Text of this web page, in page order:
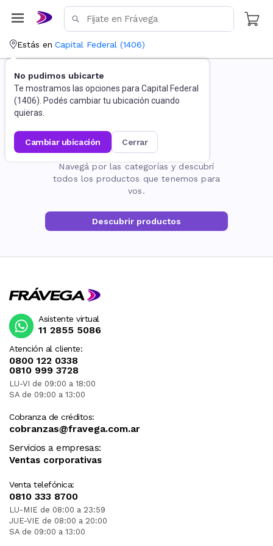
Estás en Capital Federal (1406)
No pudimos ubicarte
Te mostramos las opciones para Capital Federal
(1406). Podés cambiar tu ubicación cuando
quieras.
cambiar ubicación cerrar
La página no existe
Navegá por las categorías y descubrí
todos los productos que tenemos para
vos.
Descubrir productos
Atención al cliente:
0800 122 0338
0810 999 3728
LU-VI de 09:00 a 18:00
SA de 09:00 a 13:00
Cobranza de créditos:
cobranzas@fravega.com.ar
Servicios a empresas:
Ventas corporativas
Venta telefónica:
0810 333 8700
LU-MIE de 08:00 a 23:59
JUE-VIE de 08:00 a 20:00
SA de 09:00 a 13:00
Asistente virtual
11 2855 5086